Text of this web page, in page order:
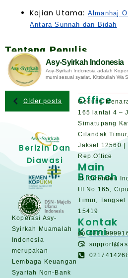
Kajian Utama: Almanhaj
Antara Sunnah dan Bidah
Tentang Penulis
Asy-Syirkah Indonesia
Asy-Syirkah Indonesia adalah
murni sesuai syariat, Kitabullah Wa
Older posts
Berizin Dan
Diawasi
Koperasi Asy-
Syirkah Muamalah
Indonesia
merupakan
Lembaga Keuangan
Syariah Non-Bank
Office
Gedung
165 lantai 4 –
Simatupang
Cilandak Timur,
Jaksel 12560 |
Rep.Office
Main
Branch
Jl. Cirendeu
III No.165,
Timur, Tangsel
15419
Kontak
Kami